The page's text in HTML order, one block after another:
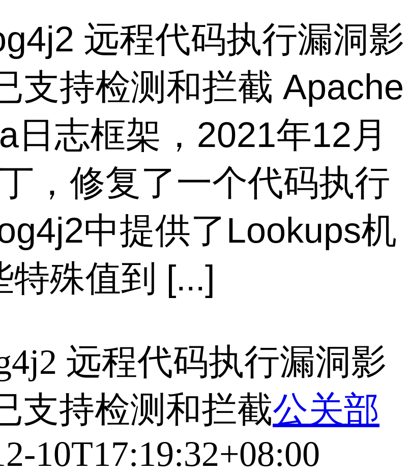
远程代码执行漏洞影
支持检测和拦截 Apache
日志框架，2021年12月
，修复了一个代码执行
中提供了Lookups机
殊值到 [...]
远程代码执行漏洞影
支持检测和拦截公关部
10T17:19:32+08:00